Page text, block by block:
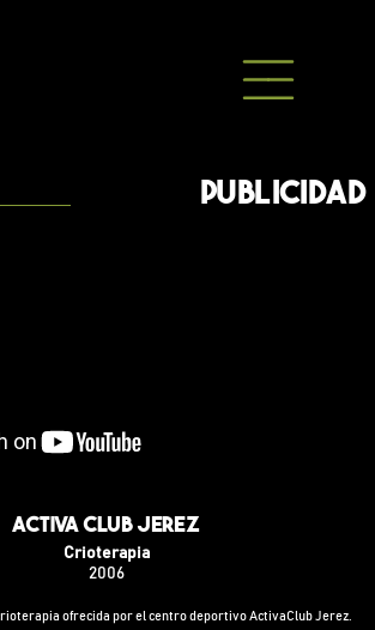
PUBLICIDAD
Activa Club Jerez
Crioterapia
2006
ofrecida por el centro deportivo ActivaClub Jerez.